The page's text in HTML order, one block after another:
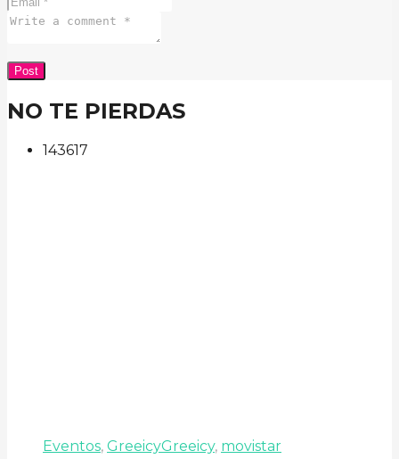
NO TE PIERDAS
143617
Eventos, GreeicyGreeicy, movistar